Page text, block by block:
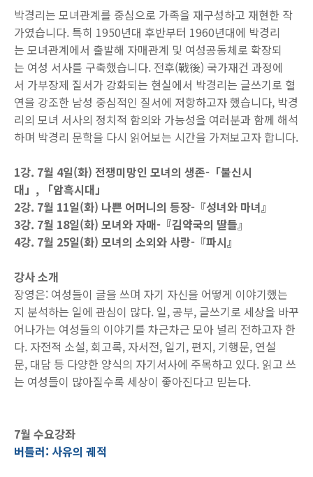
박경리는 모녀관계를 중심으로 가족을 재구성하고 재현한 작
가였습니다. 특히 1950년대 후반부터 1960년대에 박경리
는 모녀관계에서 출발해 자매관계 및 여성공동체로 확장되
는 여성 서사를 구축했습니다. 전후(戰後) 국가재건 과정에
서 가부장제 질서가 강화되는 현실에서 박경리는 글쓰기로 혈
연을 강조한 남성 중심적인 질서에 저항하고자 했습니다, 박경
리의 모녀 서사의 정치적 함의와 가능성을 여러분과 함께 해석
하며 박경리 문학을 다시 읽어보는 시간을 가져보고자 합니다.
1강. 7월 4일(화) 전쟁미망인 모녀의 생존-「불신시
대」, 「암흑시대」
2강. 7월 11일(화) 나쁜 어머니의 등장-『성녀와 마녀』
3강. 7월 18일(화) 모녀와 자매-『김약국의 딸들』
4강. 7월 25일(화) 모녀의 소외와 사랑-『파시』
강사 소개
장영은: 여성들이 글을 쓰며 자기 자신을 어떻게 이야기했는
지 분석하는 일에 관심이 많다. 일, 공부, 글쓰기로 세상을 바꾸
어나가는 여성들의 이야기를 차근차근 모아 널리 전하고자 한
다. 자전적 소설, 회고록, 자서전, 일기, 편지, 기행문, 연설
문, 대담 등 다양한 양식의 자기서사에 주목하고 있다. 읽고 쓰
는 여성들이 많아질수록 세상이 좋아진다고 믿는다.
7월 수요강좌
버틀러: 사유의 궤적